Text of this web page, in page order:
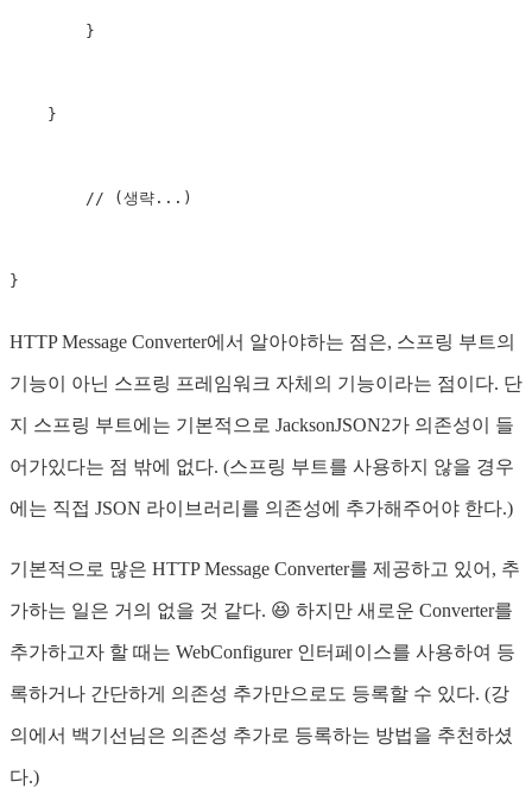
}
}
// (생략...)
}
HTTP Message Converter에서 알아야하는 점은, 스프링 부트의
기능이 아닌 스프링 프레임워크 자체의 기능이라는 점이다. 단
지 스프링 부트에는 기본적으로 JacksonJSON2가 의존성이 들
어가있다는 점 밖에 없다. (스프링 부트를 사용하지 않을 경우
에는 직접 JSON 라이브러리를 의존성에 추가해주어야 한다.)
기본적으로 많은 HTTP Message Converter를 제공하고 있어, 추
가하는 일은 거의 없을 것 같다. 😆 하지만 새로운 Converter를
추가하고자 할 때는 WebConfigurer 인터페이스를 사용하여 등
록하거나 간단하게 의존성 추가만으로도 등록할 수 있다. (강
의에서 백기선님은 의존성 추가로 등록하는 방법을 추천하셨
다.)